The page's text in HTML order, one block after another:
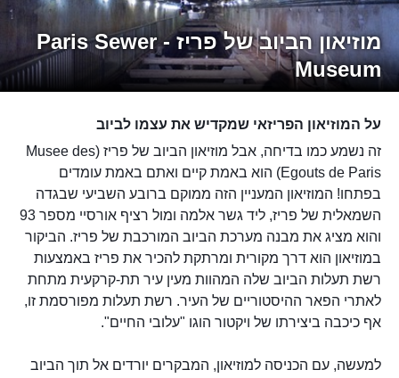
מוזיאון הביוב של פריז - Paris Sewer
Museum
על המוזיאון הפריזאי שמקדיש את עצמו לביוב
זה נשמע כמו בדיחה, אבל מוזיאון הביוב של פריז (Musee des
Egouts de Paris) הוא באמת קיים ואתם באמת עומדים
בפתחו! המוזיאון המעניין הזה ממוקם ברובע השביעי שבגדה
השמאלית של פריז, ליד גשר אלמה ומול רציף אורסיי מספר 93
והוא מציג את מבנה מערכת הביוב המורכבת של פריז. הביקור
במוזיאון הוא דרך מקורית ומרתקת להכיר את פריז באמצעות
רשת תעלות הביוב שלה המהוות מעין עיר תת-קרקעית מתחת
לאתרי הפאר ההיסטוריים של העיר. רשת תעלות מפורסמת זו,
אף כיכבה ביצירתו של ויקטור הוגו "עלובי החיים".
למעשה, עם הכניסה למוזיאון, המבקרים יורדים אל תוך הביוב